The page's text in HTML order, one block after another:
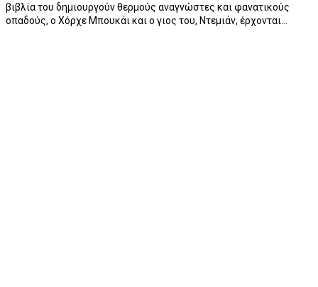
βιβλία του δημιουργούν θερμούς αναγνώστες και φανατικούς
οπαδούς, ο Χόρχε Μπουκάι και ο γιoς του, Ντεμιάν, έρχονται...